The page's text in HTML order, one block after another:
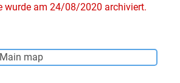
wurde am 24/08/2020 archiviert.